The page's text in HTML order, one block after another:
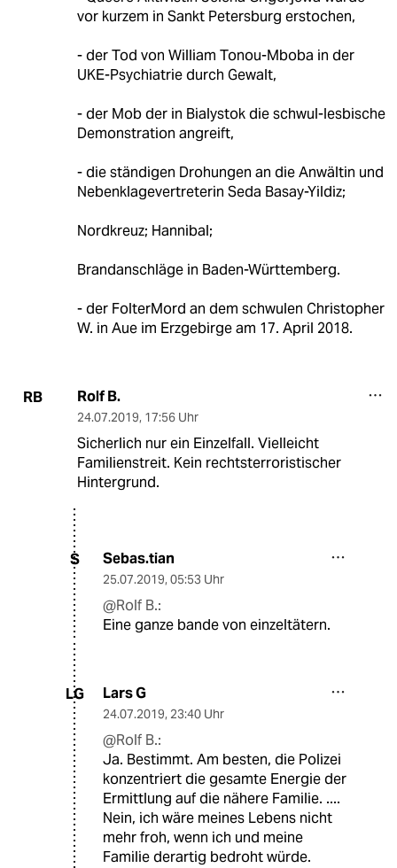
vor kurzem in Sankt Petersburg erstochen,
- der Tod von William Tonou-Mboba in der
UKE-Psychiatrie durch Gewalt,
- der Mob der in Bialystok die schwul-lesbische
Demonstration angreift,
- die ständigen Drohungen an die Anwältin und
Nebenklagevertreterin Seda Basay-Yildiz;
Nordkreuz; Hannibal;
Brandanschläge in Baden-Württemberg.
- der FolterMord an dem schwulen Christopher
W. in Aue im Erzgebirge am 17. April 2018.
RB Rolf B.
24.07.2019, 17:56 Uhr
Sicherlich nur ein Einzelfall. Vielleicht
Familienstreit. Kein rechtsterroristischer
Hintergrund.
S Sebas.tian
25.07.2019, 05:53 Uhr
@Rolf B.:
Eine ganze bande von einzeltätern.
LG Lars G
24.07.2019, 23:40 Uhr
@Rolf B.:
Ja. Bestimmt. Am besten, die Polizei
konzentriert die gesamte Energie der
Ermittlung auf die nähere Familie. ....
Nein, ich wäre meines Lebens nicht
mehr froh, wenn ich und meine
Familie derartig bedroht würde.